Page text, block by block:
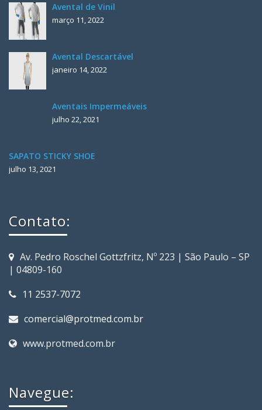
Avental de Vinil
março 11, 2022
Avental Descartável
janeiro 14, 2022
Aventais Impermeáveis
julho 22, 2021
SAPATO STICKY SHOE
julho 13, 2021
Contato:
Av. Pedro Roschel Gottzfritz, Nº 223 | São Paulo – SP
| 04809-160
11 2537-7072
comercial@protmed.com.br
www.protmed.com.br
Navegue: